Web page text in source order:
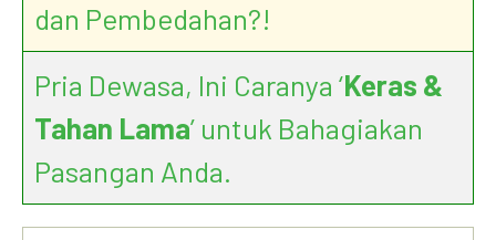
dan Pembedahan?!
Pria Dewasa, Ini Caranya ‘Keras &
Tahan Lama’ untuk Bahagiakan
Pasangan Anda.